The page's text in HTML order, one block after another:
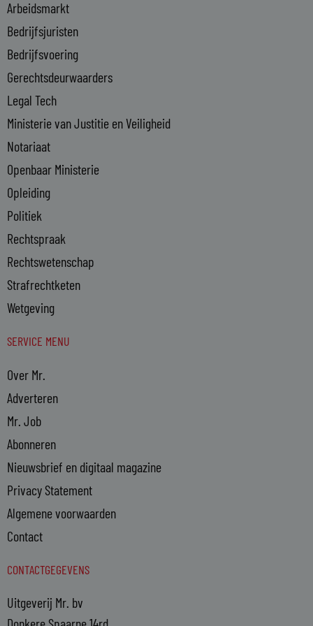
i
n
-
i
n
Arbeidsmarkt
Bedrijfsjuristen
Bedrijfsvoering
Gerechtsdeurwaarders
Legal Tech
Ministerie van Justitie en Veiligheid
Notariaat
Openbaar Ministerie
Opleiding
Politiek
Rechtspraak
Rechtswetenschap
Strafrechtketen
Wetgeving
SERVICE MENU
Over Mr.
Adverteren
Mr. Job
Abonneren
Nieuwsbrief en digitaal magazine
Privacy Statement
Algemene voorwaarden
Contact
CONTACTGEGEVENS
Uitgeverij Mr. bv